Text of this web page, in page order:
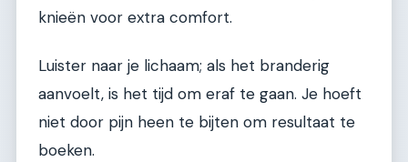
knieën voor extra comfort.
Luister naar je lichaam; als het branderig
aanvoelt, is het tijd om eraf te gaan. Je hoeft
niet door pijn heen te bijten om resultaat te
boeken.